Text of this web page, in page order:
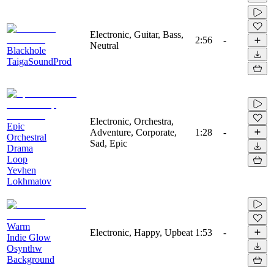
Blackhole
TaigaSoundProd
Electronic, Guitar, Bass,
Neutral
2:56 -
Epic
Orchestral
Drama
Loop
Yevhen
Lokhmatov
Electronic, Orchestra,
Adventure, Corporate,
Sad, Epic
1:28 -
Warm
Indie Glow
Osynthw
Background
Electronic, Happy, Upbeat 1:53 -